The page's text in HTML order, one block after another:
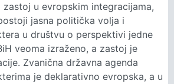
zastoj u evropskim integracijama,
jasna politička volja i
u društvu o perspektivi jedne
veoma izraženo, a zastoj je
Zvanična državna agenda
je deklarativno evropska, a u